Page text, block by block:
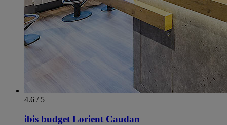
4.6 / 5
ibis budget Lorient Caudan